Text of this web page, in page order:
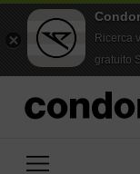
Ricerca
gratuito